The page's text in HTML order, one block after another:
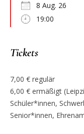
8 Aug. 26
19:00
Tickets
7,00 € regulär
6,00 € ermäßigt
Schüler*innen,
Senior*innen,